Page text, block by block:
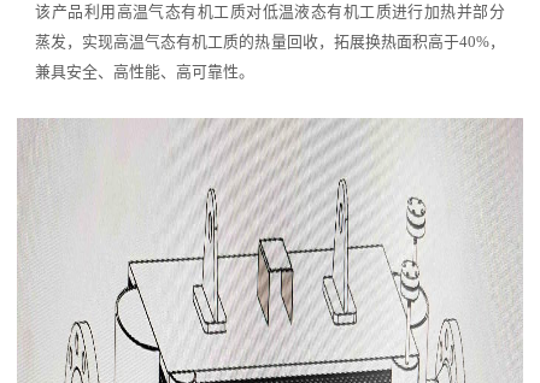
该产品利用高温气态有机工质对低温液态有机工质进行加热并部分
蒸发，实现高温气态有机工质的热量回收，拓展换热面积高于40%，
兼具安全、高性能、高可靠性。